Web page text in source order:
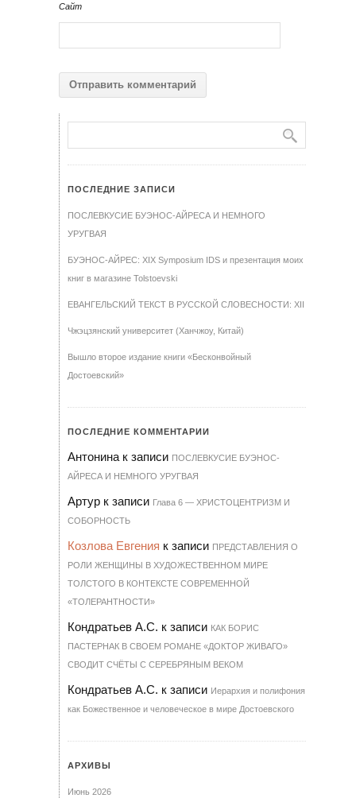
Сайт
ПОСЛЕДНИЕ ЗАПИСИ
ПОСЛЕВКУСИЕ БУЭНОС-АЙРЕСА И НЕМНОГО
УРУГВАЯ
БУЭНОС-АЙРЕС: XIX Symposium IDS и презентация моих
книг в магазине Tolstoevski
ЕВАНГЕЛЬСКИЙ ТЕКСТ В РУССКОЙ СЛОВЕСНОСТИ: XII
Чжэцзянский университет (Ханчжоу, Китай)
Вышло второе издание книги «Бесконвойный
Достоевский»
ПОСЛЕДНИЕ КОММЕНТАРИИ
Антонина к записи ПОСЛЕВКУСИЕ БУЭНОС-
АЙРЕСА И НЕМНОГО УРУГВАЯ
Артур к записи Гла­ва 6 — ХРИ­С­ТО­ЦЕН­Т­РИЗМ И
СО­БОР­НОСТЬ
Козлова Евгения к записи ПРЕДСТАВЛЕНИЯ О
РОЛИ ЖЕНЩИНЫ В ХУДОЖЕСТВЕННОМ МИРЕ
ТОЛСТОГО В КОНТЕКСТЕ СОВРЕМЕННОЙ
«ТОЛЕРАНТНОСТИ»
Кондратьев А.С. к записи КАК БОРИС
ПАСТЕРНАК В СВОЕМ РОМАНЕ «ДОКТОР ЖИВАГО»
СВОДИТ СЧЁТЫ С СЕРЕБРЯНЫМ ВЕКОМ
Кондратьев А.С. к записи Иерархия и полифония
как Божественное и человеческое в мире Достоевского
АРХИВЫ
Июнь 2026